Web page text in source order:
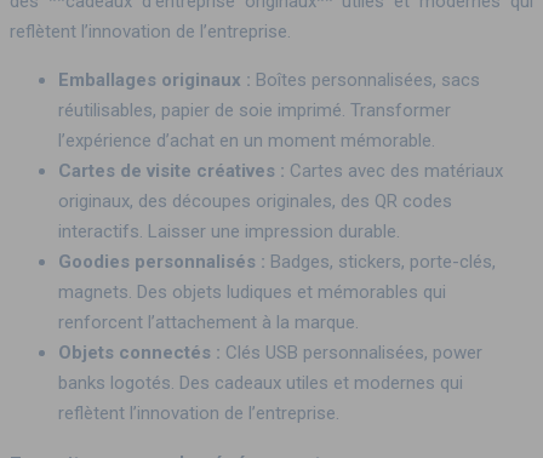
reflètent l’innovation de l’entreprise.
Emballages originaux : Boîtes personnalisées, sacs
réutilisables, papier de soie imprimé. Transformer
l’expérience d’achat en un moment mémorable.
Cartes de visite créatives : Cartes avec des matériaux
originaux, des découpes originales, des QR codes
interactifs. Laisser une impression durable.
Goodies personnalisés : Badges, stickers, porte-clés,
magnets. Des objets ludiques et mémorables qui
renforcent l’attachement à la marque.
Objets connectés : Clés USB personnalisées, power
banks logotés. Des cadeaux utiles et modernes qui
reflètent l’innovation de l’entreprise.